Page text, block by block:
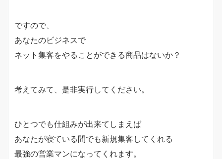
ですので、
あなたのビジネスで
ネット集客をやることができる商品はないか？
考えてみて、是非実行してください。
ひとつでも仕組みが出来てしまえば
あなたが寝ている間でも新規集客してくれる
最強の営業マンになってくれます。